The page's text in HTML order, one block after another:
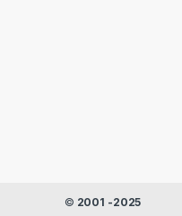
© 2001 -2025